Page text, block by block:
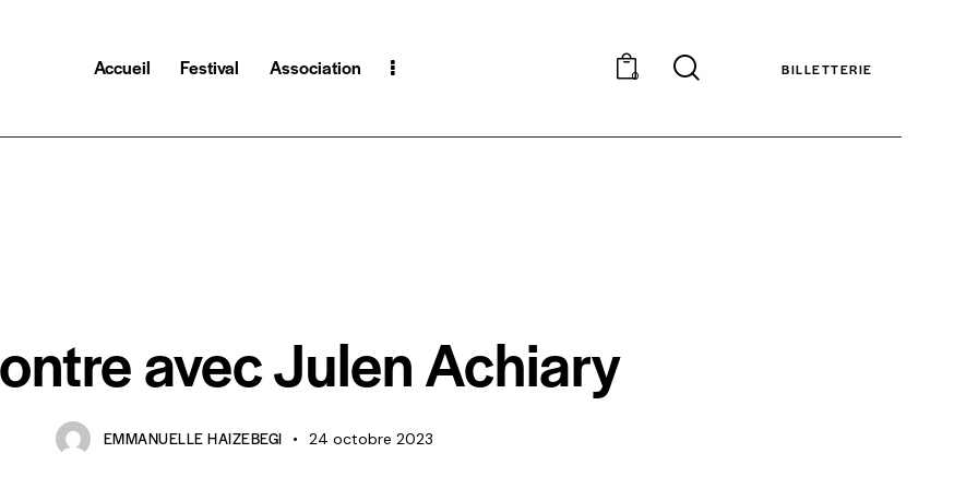
Accueil Festival Association 0 BILLETTERIE
avec Julen Achiary
EMMANUELLE HAIZEBEGI 24 octobre 2023